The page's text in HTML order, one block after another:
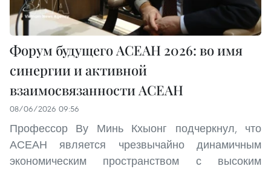
Форум будущего АСЕАН 2026: во имя
синергии и активной
взаимосвязанности АСЕАН
08/06/2026 09:56
Профессор Ву Минь Кхыонг подчеркнул, что
АСЕАН является чрезвычайно динамичным
экономическим пространством с высоким